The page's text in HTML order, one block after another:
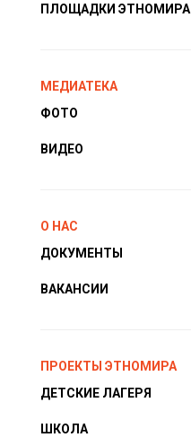
ПЛОЩАДКИ ЭТНОМИРА
МЕДИАТЕКА
ФОТО
ВИДЕО
О НАС
ДОКУМЕНТЫ
ВАКАНСИИ
ПРОЕКТЫ ЭТНОМИРА
ДЕТСКИЕ ЛАГЕРЯ
ШКОЛА